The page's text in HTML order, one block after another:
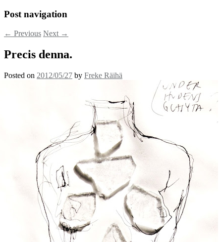
Post navigation
← Previous Next →
Precis denna.
Posted on 2012/05/27 by Freke Räihä